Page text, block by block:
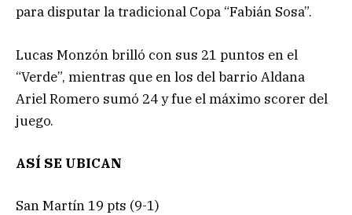
para disputar la tradicional Copa “Fabián Sosa”.
Lucas Monzón brilló con sus 21 puntos en el
“Verde”, mientras que en los del barrio Aldana
Ariel Romero sumó 24 y fue el máximo scorer del
juego.
ASÍ SE UBICAN
San Martín 19 pts (9-1)